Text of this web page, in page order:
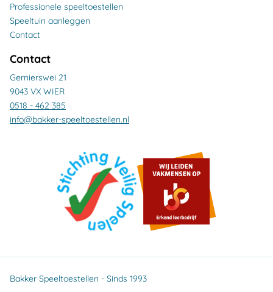
Professionele speeltoestellen
Speeltuin aanleggen
Contact
Contact
Gernierswei 21
9043 VX WIER
0518 - 462 385
info@bakker-speeltoestellen.nl
Bakker Speeltoestellen - Sinds 1993